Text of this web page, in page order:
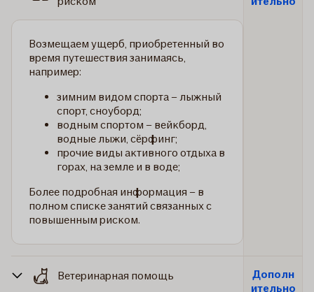
Возмещаем ущерб, приобретенный во
время путешествия занимаясь,
например:
зимним видом спорта – лыжный
спорт, сноуборд;
водным спортом – вейкборд,
водные лыжи, сёрфинг;
прочие виды активного отдыха в
горах, на земле и в воде;
Более подробная информация – в
полном списке занятий связанных с
повышенным риском.
Ветеринарная помощь
Дополн
ительно